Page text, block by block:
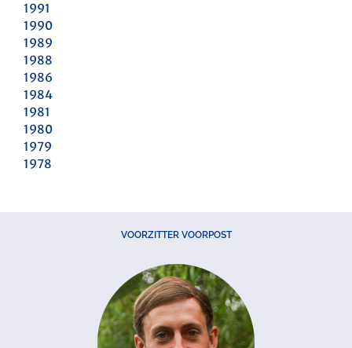
1991
1990
1989
1988
1986
1984
1981
1980
1979
1978
VOORZITTER VOORPOST